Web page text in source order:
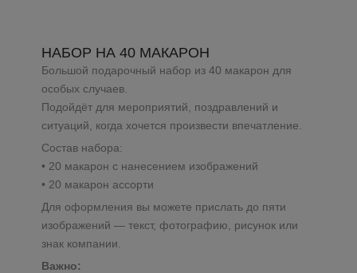
НАБОР НА 40 МАКАРОН
Большой подарочный набор из 40 макарон для
особых случаев.
Подойдёт для мероприятий, поздравлений и
ситуаций, когда хочется произвести впечатление.
Состав набора:
• 20 макарон с нанесением изображений
• 20 макарон ассорти
Для оформления вы можете прислать до пяти
изображений — текст, фотографию, рисунок или
знак компании.
Важно: